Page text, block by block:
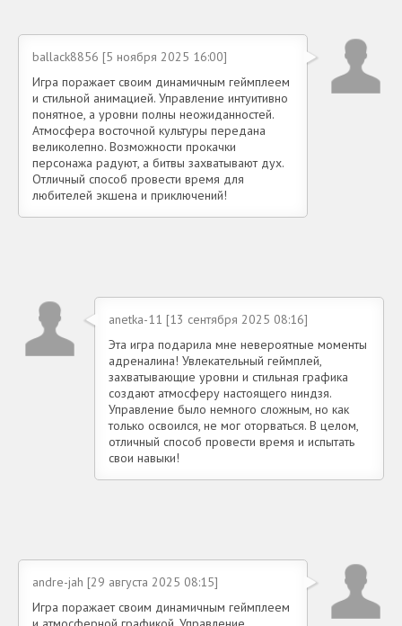
ballack8856 [5 ноября 2025 16:00]
Игра поражает своим динамичным геймплеем
и стильной анимацией. Управление интуитивно
понятное, а уровни полны неожиданностей.
Атмосфера восточной культуры передана
великолепно. Возможности прокачки
персонажа радуют, а битвы захватывают дух.
Отличный способ провести время для
любителей экшена и приключений!
anetka-11 [13 сентября 2025 08:16]
Эта игра подарила мне невероятные моменты
адреналина! Увлекательный геймплей,
захватывающие уровни и стильная графика
создают атмосферу настоящего ниндзя.
Управление было немного сложным, но как
только освоился, не мог оторваться. В целом,
отличный способ провести время и испытать
свои навыки!
andre-jah [29 августа 2025 08:15]
Игра поражает своим динамичным геймплеем